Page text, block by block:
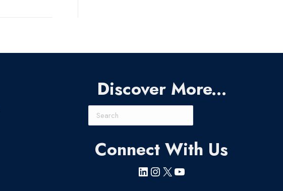
Discover More...
Connect With Us
LinkedIn
Instagram
X YouTube